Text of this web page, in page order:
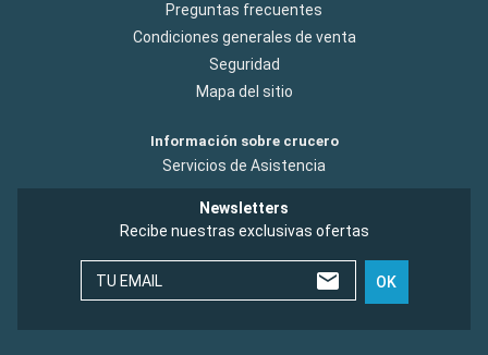
Preguntas frecuentes
Condiciones generales de venta
Seguridad
Mapa del sitio
Información sobre crucero
Servicios de Asistencia
Newsletters
Recibe nuestras exclusivas ofertas
TU EMAIL OK